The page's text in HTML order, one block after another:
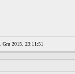
Gru 2015. 23:11:51